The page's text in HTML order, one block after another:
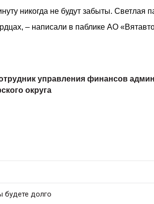
никогда не будут забыты. Светлая
– написали в паблике АО
управления финансов
округа
будете долго